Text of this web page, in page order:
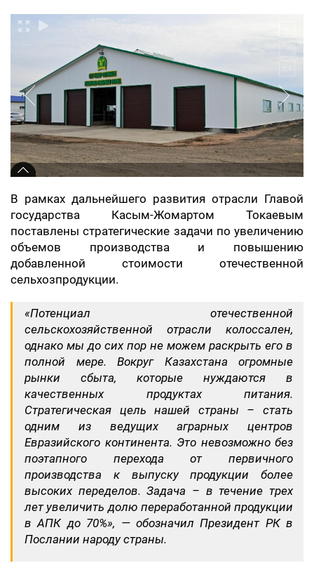
В рамках дальнейшего развития отрасли Главой
государства Касым-Жомартом Токаевым
поставлены стратегические задачи по увеличению
объемов производства и повышению
добавленной стоимости отечественной
сельхозпродукции.
«Потенциал отечественной
сельскохозяйственной отрасли колоссален,
однако мы до сих пор не можем раскрыть его в
полной мере. Вокруг Казахстана огромные
рынки сбыта, которые нуждаются в
качественных продуктах питания.
Стратегическая цель нашей страны – стать
одним из ведущих аграрных центров
Евразийского континента. Это невозможно без
поэтапного перехода от первичного
производства к выпуску продукции более
высоких переделов. Задача – в течение трех
лет увеличить долю переработанной продукции
в АПК до 70%», — обозначил Президент РК в
Послании народу страны.